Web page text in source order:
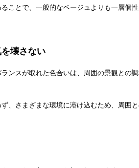
ことで、一般的なベージュよりも一層個
壊さない
ンスが取れた色合いは、周囲の景観との
、さまざまな環境に溶け込むため、周囲